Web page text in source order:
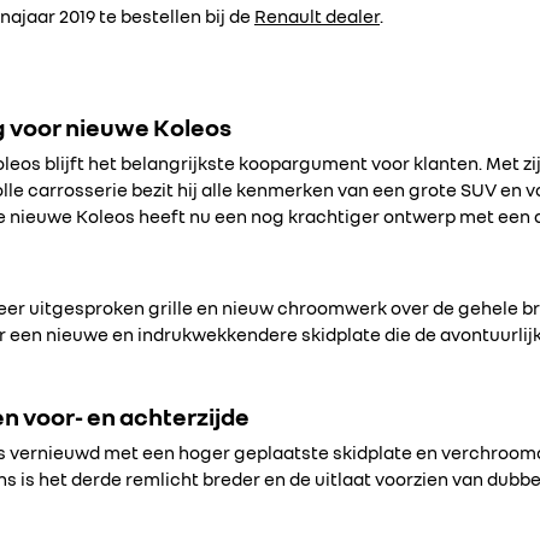
2019 te bestellen bij de Renault dealer.
nieuwe Koleos
blijft het belangrijkste koopargument voor klanten. Met
carrosserie bezit hij alle kenmerken van een grote SUV en
nieuwe Koleos heeft nu een nog krachtiger ontwerp met een
uitgesproken grille en nieuw chroomwerk over de gehele
nieuwe en indrukwekkendere skidplate die de
voor- en achterzijde
vernieuwd met een hoger geplaatste skidplate en
is het derde remlicht breder en de uitlaat voorzien van